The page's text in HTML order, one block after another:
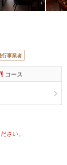
行事業者
コース
さい。